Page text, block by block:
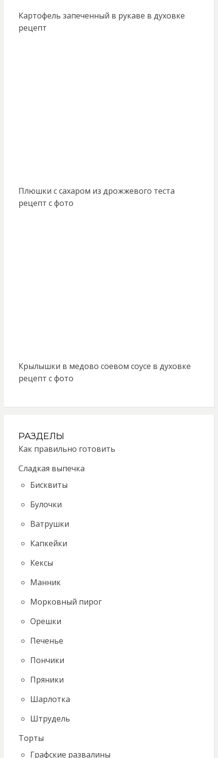
Картофель запеченный в рукаве в духовке
рецепт
Плюшки с сахаром из дрожжевого теста
рецепт с фото
Крылышки в медово соевом соусе в духовке
рецепт с фото
РАЗДЕЛЫ
Как правильно готовить
Сладкая выпечка
Бисквиты
Булочки
Ватрушки
Капкейки
Кексы
Манник
Морковный пирог
Орешки
Печенье
Пончики
Пряники
Шарлотка
Штрудель
Торты
Графские развалины